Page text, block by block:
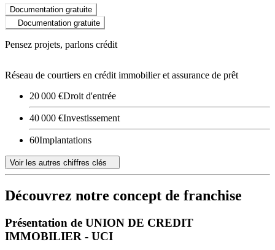
Documentation gratuite
Documentation gratuite
Pensez projets, parlons crédit
Réseau de courtiers en crédit immobilier et assurance de prêt
20 000 €Droit d'entrée
40 000 €Investissement
60Implantations
Voir les autres chiffres clés
Découvrez notre concept de franchise
Présentation de UNION DE CREDIT
IMMOBILIER - UCI